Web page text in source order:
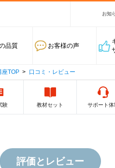
お知
品質 お客様の声
座TOP 口コミ・レビュー
験 教材セット サポート体
評価とレビュー